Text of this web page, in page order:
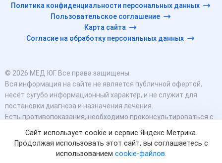
Политика конфиденциальности персональных данных
Пользовательское соглашение
Карта сайта
Согласие на обработку персональных данных
© 2026 МЕД ЮГ. Все права защищены.
Вся информация на сайте не является публичной офертой,
несёт сугубо информационный характер, и не служит для
постановки диагноза и назначения лечения.
Есть противопоказания, необходимо проконсультироваться с
мессенджерам и в соцсетях носят исключительно
информационный характер и не являются медицинскими
Сайт использует cookie и сервис Яндекс Метрика.
Продолжая использовать этот сайт, вы соглашаетесь с
использованием cookie-файлов.